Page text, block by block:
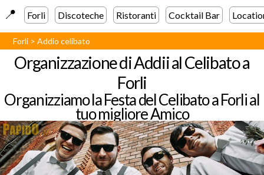
📍️ Forli Discoteche Ristoranti Cocktail Bar
Forli >Addio celibato
Organizzazione di Addii al Celibato a
Forli
Organizziamo la Festa del Celibato a Forli al
tuo migliore Amico